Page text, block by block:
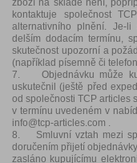
zboží na skladě není,
kontaktuje společnost
alternativního plnění. Je-
delším dodacím termínu,
skutečnost upozorní a
(například písemně či
7. Objednávku může
uskutečnil (ještě před
od společnosti TCP articles
v termínu uvedeném v
info@tcp-articles.com .
8. Smluvní vztah mezi
doručením přijetí
zasláno kupujícímu